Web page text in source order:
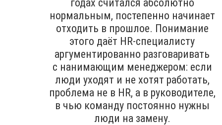
годах считался абсолютно
нормальным, постепенно начинает
отходить в прошлое. Понимание
этого даёт HR-специалисту
аргументированно разговаривать
с нанимающим менеджером: если
люди уходят и не хотят работать,
проблема не в HR, а в руководителе,
в чью команду постоянно нужны
люди на замену.